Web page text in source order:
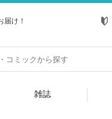
け！
雑誌